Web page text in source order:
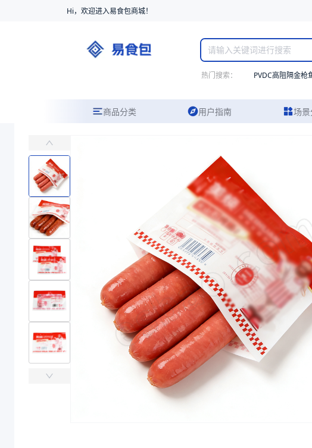
Hi，欢迎进入易食包商城！
热门搜索： PVDC高阻隔金枪
商品分类 用户指南 场
主要适用于干货、水果、蔬菜、肉类、熟食等的真空包装
易食包（EPAK）专注于BOPA/PE复合三边封袋包装，提供详尽的规格参数、实物
产品卖点：耐温性好、耐穿刺、可定制性
应用场景：主要适用于干货、水果、蔬菜、肉类、熟食等的真空包装
￥0.18
商品参数
厚度（μm）
宽度（mm）
产品结构